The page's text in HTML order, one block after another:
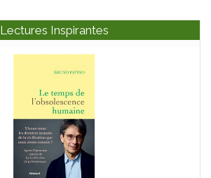
Lectures Inspirantes